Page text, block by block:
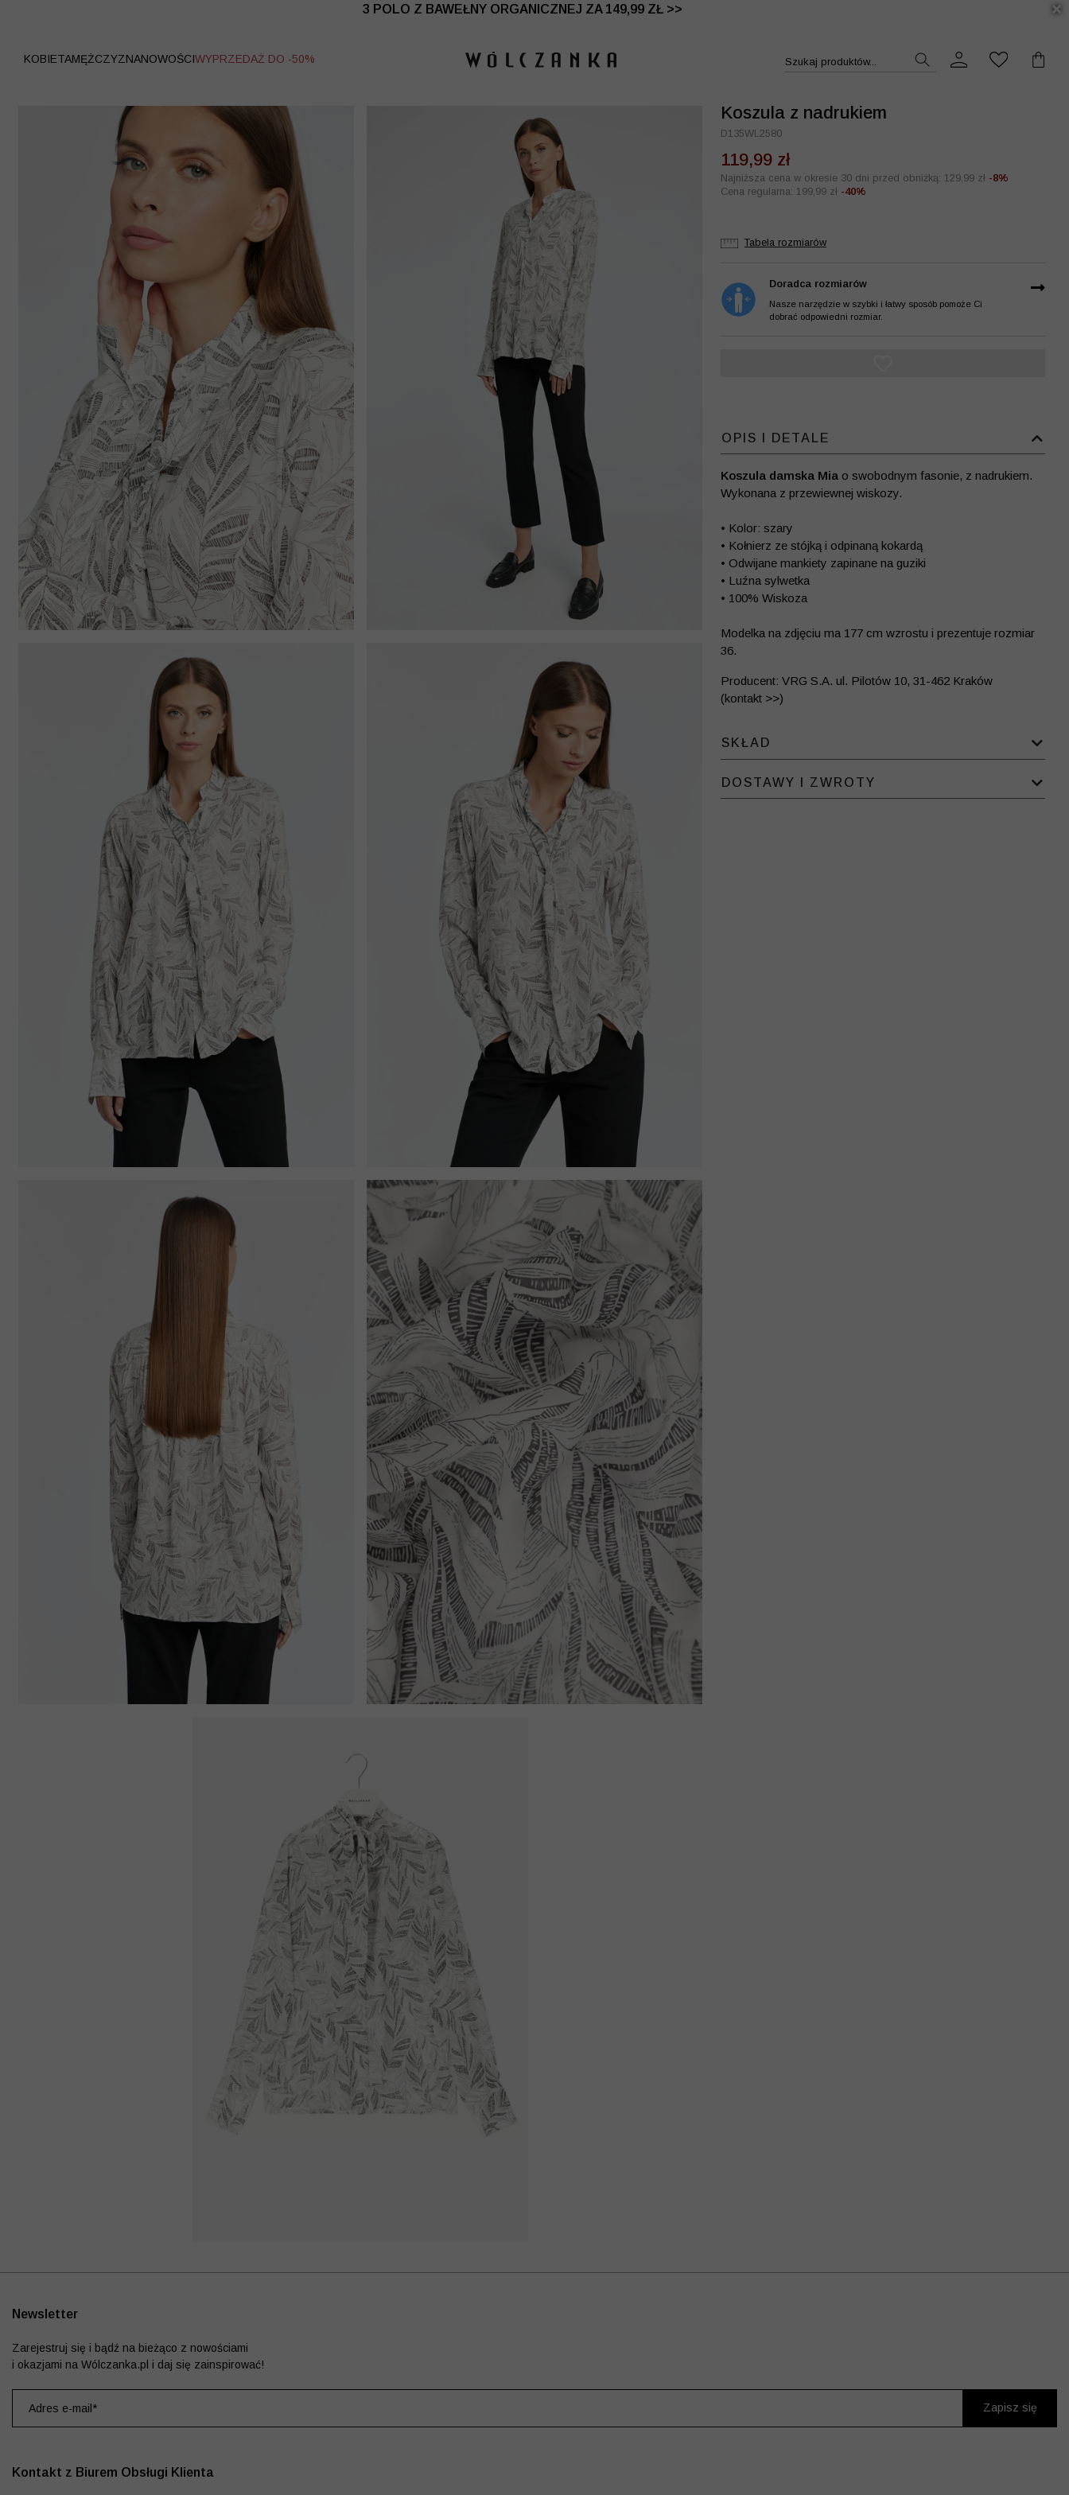
3 POLO Z BAWEŁNY ORGANICZNEJ ZA 149,99 ZŁ >>
WYPRZEDAŻ DO -50% | DODATKOWE -30% NA DRUGI I TRZECI PRODUKT >>
KOBIETAMĘŻCZYZNANOWOŚCIWYPRZEDAŻ DO -50% Szukaj produktów...
Koszula z nadrukiem
D135WL2580
119,99 zł
Najniższa cena w okresie 30 dni przed obniżką: 129,99 zł -8%
Cena regularna: 199,99 zł -40%
Tabela rozmiarów
Doradca rozmiarów
Nasze narzędzie w szybki i łatwy sposób pomoże Ci
dobrać odpowiedni rozmiar.
OPIS I DETALE
Koszula damska Mia o swobodnym fasonie, z nadrukiem.
Wykonana z przewiewnej wiskozy.
• Kolor: szary
• Kołnierz ze stójką i odpinaną kokardą
• Odwijane mankiety zapinane na guziki
• Luźna sylwetka
• 100% Wiskoza
Modelka na zdjęciu ma 177 cm wzrostu i prezentuje rozmiar
36.
Producent: VRG S.A. ul. Pilotów 10, 31-462 Kraków
(kontakt >>)
SKŁAD
DOSTAWY I ZWROTY
Kontakt z Biurem Obsługi Klienta
Newsletter
Zarejestruj się i bądź na bieżąco z nowościami
i okazjami na Wólczanka.pl i daj się zainspirować!